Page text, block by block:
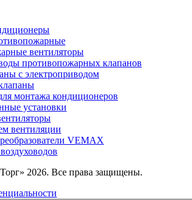
вентиляторы
противопожарных клапанов
с электроприводом
монтажа кондиционеров
установки
вентиляции
VEMAX
2026. Все права защищены.